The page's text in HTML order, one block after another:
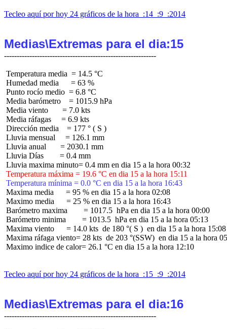
Tecleo aquí por hoy 24 gráficos de la hora  :14  :9  :2014
Medias\Extremas para el dia:15
Temperatura media  = 14.5 °C
Humedad media      = 63 %
Punto rocío medio  = 6.8 °C
Media barómetro    = 1015.9 hPa
Media viento       = 7.0 kts
Media ráfagas     = 6.9 kts
Dirección media    = 177 ° ( S )
Lluvia mensual     = 126.1 mm
Lluvia anual       = 2030.1 mm
Lluvia Días        = 0.4 mm
Temperatura máxima = 19.6 °C en dia 15 a la hora 15:11
Temperatura mínima = 0.0 °C en dia 15 a la hora 16:43
Maxima media      = 95 % en dia 15 a la hora 02:08
Maximo media      = 25 % en dia 15 a la hora 16:43
Barómetro maxima        = 1017.5  hPa en dia 15 a la hora 00:00
Barómetro minima        = 1013.5  hPa en dia 15 a la hora 05:13
Maxima viento      = 14.0 kts  de 180 °( S )  en dia 15 a la hora 15:08
Maxima ráfaga viento= 28 kts  de 203 °(SSW)  en dia 15 a la hora
Maximo indice de calor= 26.1 °C en dia 15 a la hora 12:10
Tecleo aquí por hoy 24 gráficos de la hora  :15  :9  :2014
Medias\Extremas para el dia:16